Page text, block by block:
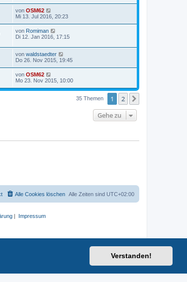
Verstanden!
von OSM62
Mi 13. Jul 2016, 20:23
von Romiman
Di 12. Jan 2016, 17:15
von waldstaedter
Do 26. Nov 2015, 19:45
von OSM62
Mo 23. Nov 2015, 10:00
35 Themen 1 2
Gehe zu
Alle Zeiten sind UTC+02:00
Alle Cookies löschen
| Impressum